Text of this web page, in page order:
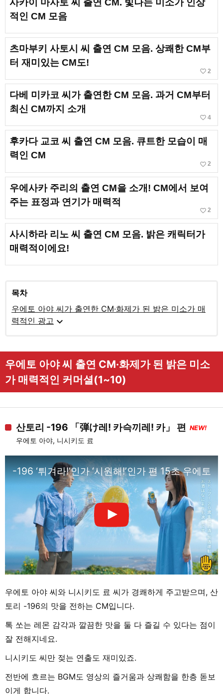
사카이 마사토 씨 출연 CM. 빛나는 미소가 인상
적인 CM 모음
츠마부키 사토시 씨 출연 CM 모음. 상쾌한 CM부
터 재미있는 CM도!
favorite_border 2
다베 미카코 씨가 출연한 CM 모음. 과거 CM부터
최신 CM까지 소개
favorite_border 4
후카다 교코 씨 출연 CM 모음. 큐트한 모습이 매
력인 CM
favorite_border 2
우에사카 주리의 출연 CM을 소개! CM에서 보여
주는 표정과 연기가 매력적
favorite_border 2
사시하라 리노 씨 출연 CM 모음. 밝은 캐릭터가
매력적이에요!
목차
우에토 아야 씨가 출연한 CM·화제가 된 밝은 미소가 매
력적인 광고 expand_more
우에토 아야 씨 출연 CM·화제가 된 밝은 미소
가 매력적인 커머셜(1~10)
산토리 -196 「弾け레! 카슥끼레! 카」 편 NEW!
우에토 아야, 니시키도 료
-196 ‘튀겨라!’인가 ‘시원해!’인가 편 15초 우에토
우에토 아야 씨와 니시키도 료 씨가 경쾌하게 주고받으며, 산
토리 -196의 맛을 전하는 CM입니다.
톡 쏘는 레몬 감각과 깔끔한 맛을 둘 다 즐길 수 있다는 점이
잘 전해지네요.
니시키도 씨만 젖는 연출도 재미있죠.
전반에 흐르는 BGM도 영상의 즐거움과 상쾌함을 한층 돋보
이게 합니다.